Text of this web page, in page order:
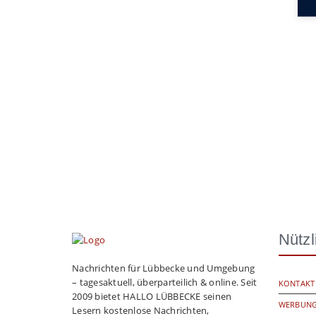
Nachrichten für Lübbecke und Umgebung
– tagesaktuell, überparteilich & online. Seit
2009 bietet HALLO LÜBBECKE seinen
Lesern kostenlose Nachrichten,
KONTAKT